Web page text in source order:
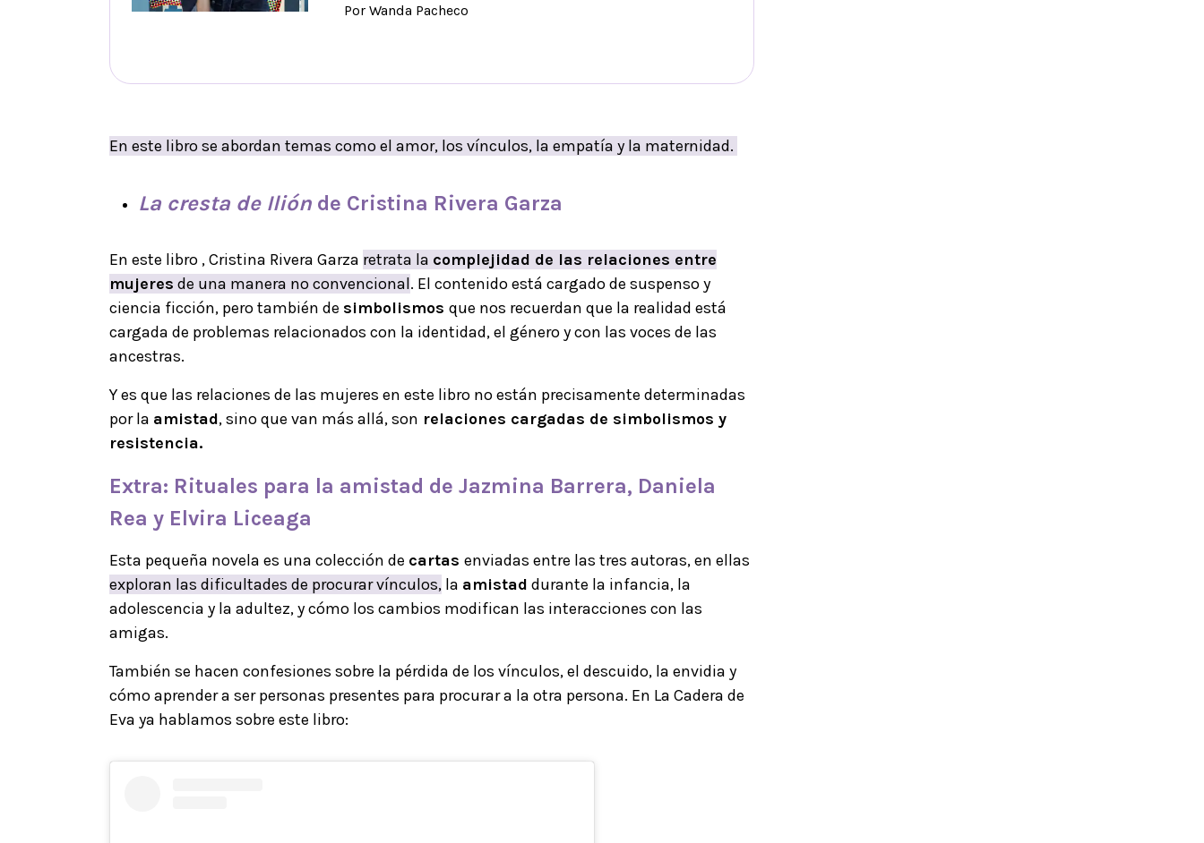
Por Wanda Pacheco
En este libro se abordan temas como el amor, los vínculos, la empatía y la maternidad.
La cresta de Ilión de Cristina Rivera Garza
En este libro , Cristina Rivera Garza retrata la complejidad de las relaciones entre
mujeres de una manera no convencional. El contenido está cargado de suspenso y
ciencia ficción, pero también de simbolismos que nos recuerdan que la realidad está
cargada de problemas relacionados con la identidad, el género y con las voces de las
ancestras.
Y es que las relaciones de las mujeres en este libro no están precisamente determinadas
por la amistad, sino que van más allá, son relaciones cargadas de simbolismos y
resistencia.
Extra: Rituales para la amistad de Jazmina Barrera, Daniela
Rea y Elvira Liceaga
Esta pequeña novela es una colección de cartas enviadas entre las tres autoras, en ellas
exploran las dificultades de procurar vínculos, la amistad durante la infancia, la
adolescencia y la adultez, y cómo los cambios modifican las interacciones con las
amigas.
También se hacen confesiones sobre la pérdida de los vínculos, el descuido, la envidia y
cómo aprender a ser personas presentes para procurar a la otra persona. En La Cadera de
Eva ya hablamos sobre este libro: